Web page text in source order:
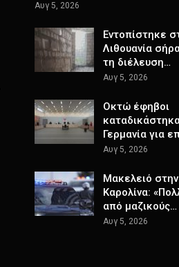
Αυγ 5, 2026
Εντοπίστηκε
Λιθουανία
τη διέλευση…
Αυγ 5, 2026
Οκτώ έφηβοι
Γερμανία για
Αυγ 5, 2026
Μακελειό
Καρολίνα:
από μαζικούς…
Αυγ 5, 2026